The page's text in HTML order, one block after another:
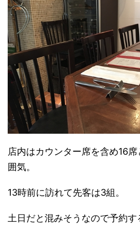
店内はカウンター席を含め16
囲気。
13時前に訪れて先客は3組。
土日だと混みそうなので予約す